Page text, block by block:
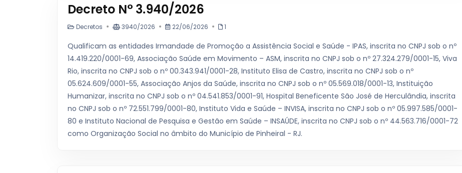
Decreto N° 3.940/2026
Decretos 3940/2026 22/06/2026 1
Qualificam as entidades Irmandade de Promoção a Assistência Social e Saúde - IPAS, inscrita no CNPJ sob o nº
14.419.220/0001-69, Associação Saúde em Movimento – ASM, inscrita no CNPJ sob o nº 27.324.279/0001-15, Viva
Rio, inscrita no CNPJ sob o nº 00.343.941/0001-28, Instituto Elisa de Castro, inscrita no CNPJ sob o nº
05.624.609/0001-55, Associação Anjos da Saúde, inscrita no CNPJ sob o nº 05.569.018/0001-13, Instituição
Humanizar, inscrita no CNPJ sob o nº 04.541.853/0001-91, Hospital Beneficente São José de Herculândia, inscrita
no CNPJ sob o nº 72.551.799/0001-80, Instituto Vida e Saúde – INVISA, inscrita no CNPJ sob o nº 05.997.585/0001-
80 e Instituto Nacional de Pesquisa e Gestão em Saúde – INSAÚDE, inscrita no CNPJ sob o nº 44.563.716/0001-72
como Organização Social no âmbito do Município de Pinheiral - RJ.